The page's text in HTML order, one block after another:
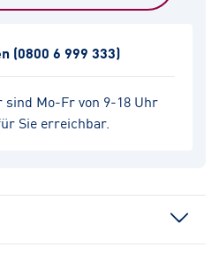
Mo-Fr von 9-18 Uhr
Sie erreichbar.
(0800 6 999 333)